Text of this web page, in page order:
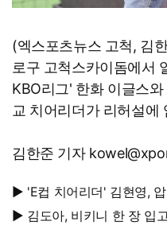
(엑스포츠뉴스 고척, 김
로구 고척스카이돔에서
KBO리그' 한화 이글스
교 치어리더가 리허설에
김한준 기자
▶ 'E컵 치어리더' 김현영, 압도적 글래머…등장만으로 팬들
초토화
▶ 김도아, 비키니 한 장